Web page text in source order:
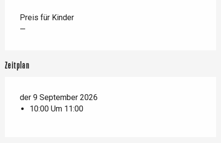
Preis für Kinder
—
Zeitplan
der 9 September 2026
10:00 Um 11:00